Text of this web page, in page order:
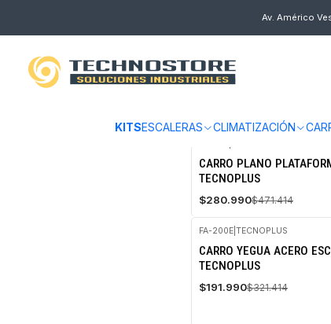
KITSESCALERAS CLIMATIZACIÓN
Av. Américo
CARROS MANUALES
-40%
OFF
CARRO PLANO
TECNOPLUS
$280.990$471.414
-40%
OFF
FA-200E TECNOPLUS
CARRO YEGUA ACERO
TECNOPLUS
$191.990$321.414